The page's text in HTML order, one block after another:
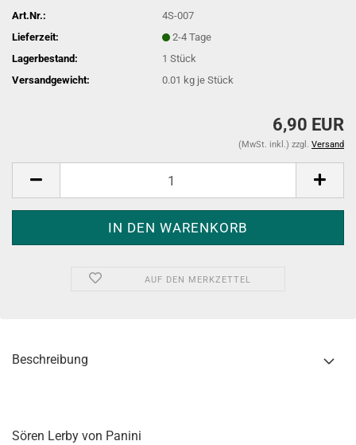
Art.Nr.:
4S-007
Lieferzeit:
2-4 Tage
Lagerbestand:
1Stück
Versandgewicht:
0.01 kg je Stück
6,90 EUR
(MwSt. inkl.) zzgl. Versand
AUF DEN MERKZETTEL
Beschreibung
Sören Lerby von Panini